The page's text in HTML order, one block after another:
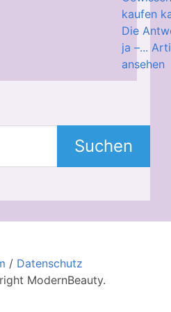
kaufen
Die
ja –...
ansehen
Suchen
/ Datenschutz
ModernBeauty.